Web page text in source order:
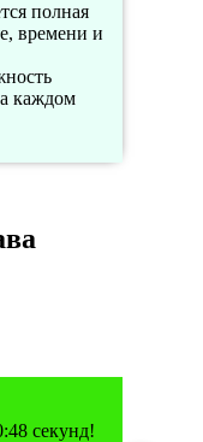
полная
времени и
каждом
48 секунд!